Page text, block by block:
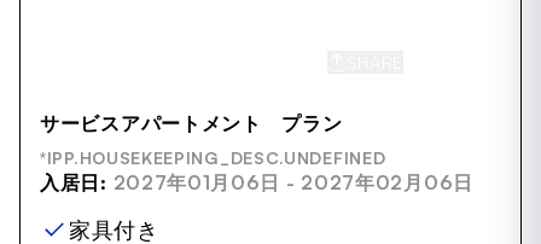
サービスアパートメント プラン
*IPP.HOUSEKEEPING_DESC.UNDEFINED
入居日: 2027年01月06日 - 2027年02月06日
家具付き